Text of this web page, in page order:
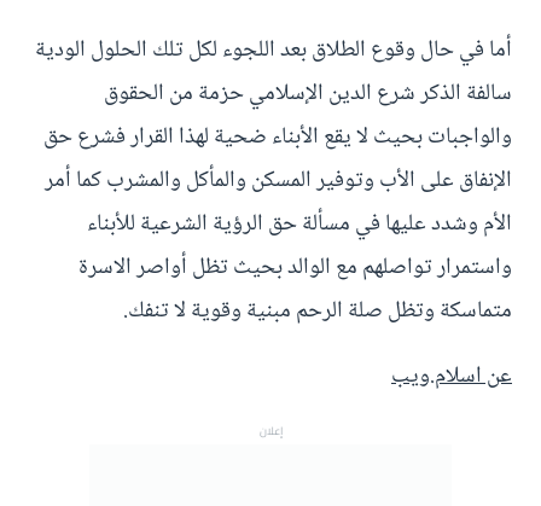
أما في حال وقوع الطلاق بعد اللجوء لكل تلك الحلول الودية
سالفة الذكر شرع الدين الإسلامي حزمة من الحقوق
والواجبات بحيث لا يقع الأبناء ضحية لهذا القرار فشرع حق
الإنفاق على الأب وتوفير المسكن والمأكل والمشرب كما أمر
الأم وشدد عليها في مسألة حق الرؤية الشرعية للأبناء
واستمرار تواصلهم مع الوالد بحيث تظل أواصر الاسرة
متماسكة وتظل صلة الرحم مبنية وقوية لا تنفك.
عن اسلام.ويب
إعلان